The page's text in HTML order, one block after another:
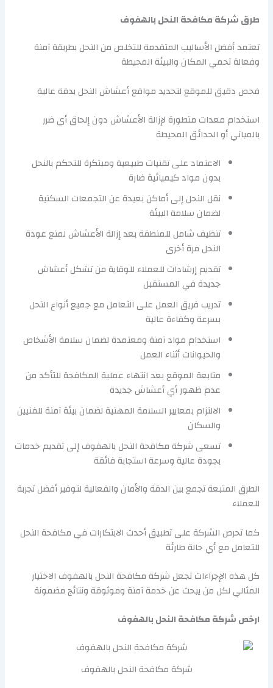
طرق شركة مكافحة النحل بالهفوف
تعتمد أفضل الأساليب المتقدمة للتخلص من النحل بطريقة آمنة
وفعالة تحمي المكان والبيئة المحيطة
فحص دقيق للموقع لتحديد مواقع أعشاش النحل بدقة عالية
استخدام معدات متطورة لإزالة الأعشاش دون إلحاق أي ضرر
بالمباني أو الحدائق المحيطة
الاعتماد على تقنيات طبيعية ومبتكرة للتحكم بالنحل
بدون مواد كيميائية ضارة
نقل النحل إلى أماكن بعيدة عن التجمعات السكنية
لضمان سلامة البيئة
تنظيف شامل للمنطقة بعد إزالة الأعشاش لمنع عودة
النحل مرة أخرى
تقديم إرشادات للعملاء للوقاية من تشكل أعشاش
جديدة في المستقبل
تدريب فريق العمل على التعامل مع جميع أنواع النحل
بسرعة وكفاءة عالية
استخدام مواد آمنة ومعتمدة لضمان سلامة الأشخاص
والحيوانات أثناء العمل
متابعة الموقع بعد انتهاء عملية المكافحة للتأكد من
عدم ظهور أي أعشاش جديدة
الالتزام بمعايير السلامة المهنية لضمان بيئة آمنة للفنيين
والسكان
تسعى شركة مكافحة النحل بالهفوف إلى تقديم خدمات
بجودة عالية وسرعة استجابة فائقة
الطرق المتبعة تجمع بين الدقة والأمان والفعالية لتوفير أفضل تجربة
للعملاء
كما تحرص الشركة على تطبيق أحدث الابتكارات في مكافحة النحل
للتعامل مع أي حالة طارئة
كل هذه الإجراءات تجعل شركة مكافحة النحل بالهفوف الاختيار
المثالي لكل من يبحث عن خدمة آمنة وموثوقة ونتائج مضمونة
ارخص شركة مكافحة النحل بالهفوف
شركة مكافحة النحل بالهفوف